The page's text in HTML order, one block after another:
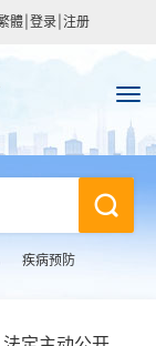
體 登录 注册
疾病预防